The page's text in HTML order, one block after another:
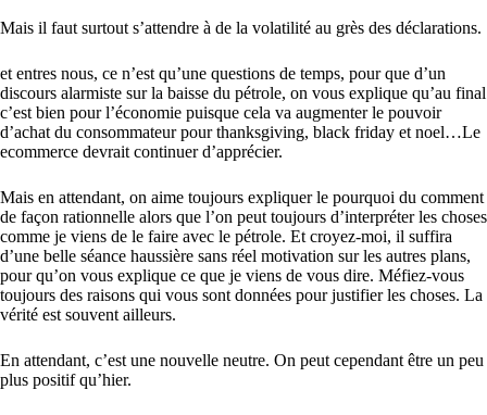
Mais il faut surtout s’attendre à de la volatilité au grès des déclarations.
et entres nous, ce n’est qu’une questions de temps, pour que d’un
discours alarmiste sur la baisse du pétrole, on vous explique qu’au final
c’est bien pour l’économie puisque cela va augmenter le pouvoir
d’achat du consommateur pour thanksgiving, black friday et noel…Le
ecommerce devrait continuer d’apprécier.
Mais en attendant, on aime toujours expliquer le pourquoi du comment
de façon rationnelle alors que l’on peut toujours d’interpréter les choses
comme je viens de le faire avec le pétrole. Et croyez-moi, il suffira
d’une belle séance haussière sans réel motivation sur les autres plans,
pour qu’on vous explique ce que je viens de vous dire. Méfiez-vous
toujours des raisons qui vous sont données pour justifier les choses. La
vérité est souvent ailleurs.
En attendant, c’est une nouvelle neutre. On peut cependant être un peu
plus positif qu’hier.